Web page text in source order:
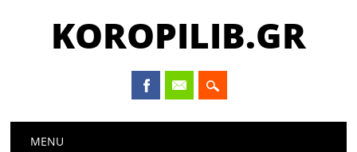
KOROPILIB.GR
Main menu
MENU